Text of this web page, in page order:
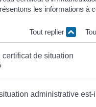
les informations à
Tout replier
de situation
administrative est-il